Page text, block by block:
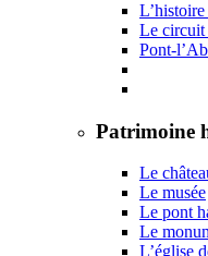
Le circuit
Pont-
Patrimoine
Le
Le musée
Le pont
Le
L’église